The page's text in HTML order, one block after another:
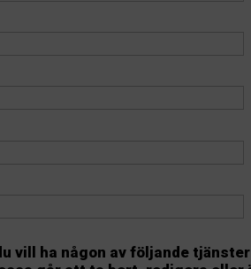
vill ha någon av följande